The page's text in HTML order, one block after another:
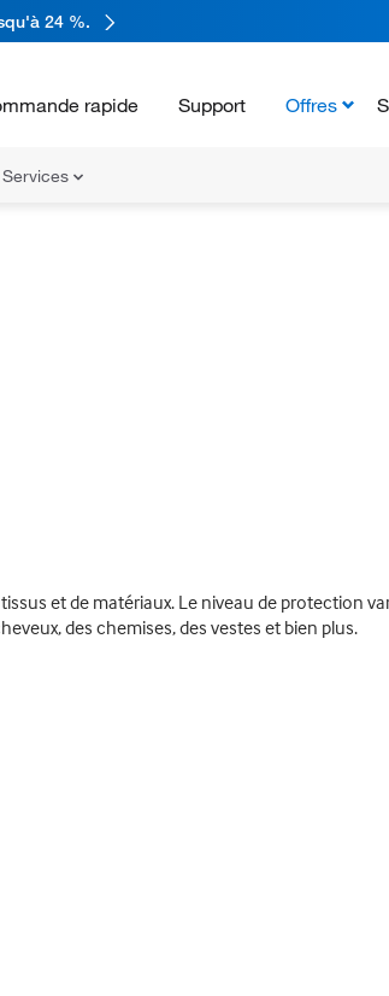
24 %.
rapide Support Offres
et de matériaux. Le niveau de protection
des chemises, des vestes et bien plus.